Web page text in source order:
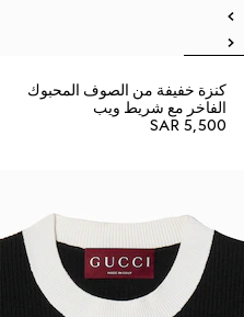
كنزة خفيفة من الصوف المحبوك
الفاخر مع شريط ويب
SAR 5,500